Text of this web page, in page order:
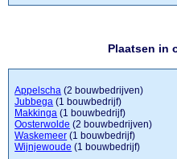
Plaatsen in
Appelscha (2 bouwbedrijven)
Jubbega (1 bouwbedrijf)
Makkinga (1 bouwbedrijf)
Oosterwolde (2 bouwbedrijven)
Waskemeer (1 bouwbedrijf)
Wijnjewoude (1 bouwbedrijf)